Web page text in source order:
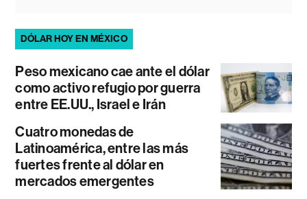
DÓLAR HOY EN MÉXICO
Peso mexicano cae ante el dólar
como activo refugio por guerra
entre EE.UU., Israel e Irán
Cuatro monedas de
Latinoamérica, entre las más
fuertes frente al dólar en
mercados emergentes